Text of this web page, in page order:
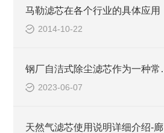
马勒滤芯在各个行业的具体应用
2014-10-22
钢厂自洁式除
2023-06-07